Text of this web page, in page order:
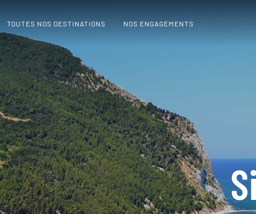
TOUTES NOS DESTINATIONS NOS ENGAGEMENTS